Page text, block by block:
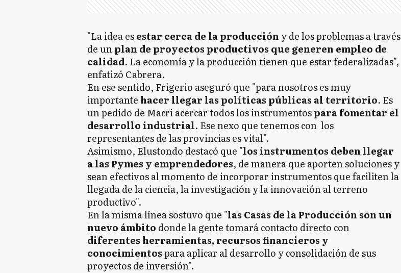
"La idea esestar cerca de la producción y de los problemas a través
de unplan de proyectos productivos que generen empleo de
calidad. La economía y la producción tienen que estar federalizadas",
enfatizó Cabrera.
En ese sentido, Frigerio aseguró que "para nosotros es muy
importante hacer llegar las políticas públicas al territorio. Es
un pedido de Macri acercar todos los instrumentospara fomentar el
desarrollo industrial. Ese nexo que tenemos con los
representantes de las provincias es vital".
Asimismo, Elustondo destacó que "los instrumentos deben llegar
a las Pymes y emprendedores, de manera que aporten soluciones y
sean efectivos al momento de incorporar instrumentos que faciliten la
llegada de la ciencia, la investigación y la innovación al terreno
productivo".
En la misma línea sostuvo que "las Casas de la Producción son un
nuevo ámbito donde la gente tomará contacto directo con
diferentes herramientas, recursos financieros y
conocimientospara aplicar al desarrollo y consolidación de sus
proyectos de inversión".